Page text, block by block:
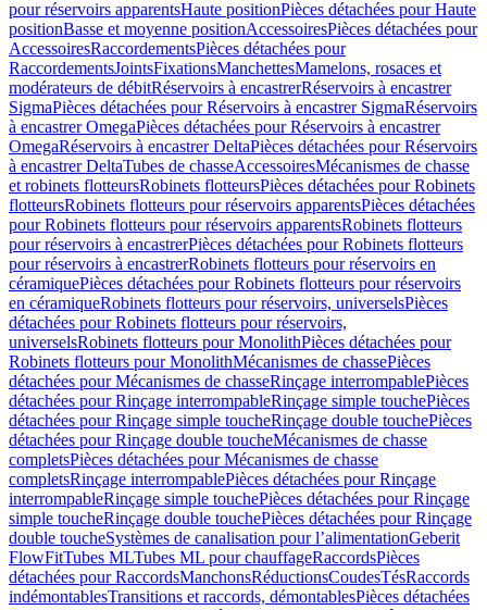
pour réservoirs apparentsHaute positionPièces détachées pour Haute
positionBasse et moyenne positionAccessoiresPièces détachées pour
AccessoiresRaccordementsPièces détachées pour
RaccordementsJointsFixationsManchettesMamelons, rosaces et
modérateurs de débitRéservoirs à encastrerRéservoirs à encastrer
SigmaPièces détachées pour Réservoirs à encastrer SigmaRéservoirs
à encastrer OmegaPièces détachées pour Réservoirs à encastrer
OmegaRéservoirs à encastrer DeltaPièces détachées pour Réservoirs
à encastrer DeltaTubes de chasseAccessoiresMécanismes de chasse
et robinets flotteursRobinets flotteursPièces détachées pour Robinets
flotteursRobinets flotteurs pour réservoirs apparentsPièces détachées
pour Robinets flotteurs pour réservoirs apparentsRobinets flotteurs
pour réservoirs à encastrerPièces détachées pour Robinets flotteurs
pour réservoirs à encastrerRobinets flotteurs pour réservoirs en
céramiquePièces détachées pour Robinets flotteurs pour réservoirs
en céramiqueRobinets flotteurs pour réservoirs, universelsPièces
détachées pour Robinets flotteurs pour réservoirs,
universelsRobinets flotteurs pour MonolithPièces détachées pour
Robinets flotteurs pour MonolithMécanismes de chassePièces
détachées pour Mécanismes de chasseRinçage interrompablePièces
détachées pour Rinçage interrompableRinçage simple touchePièces
détachées pour Rinçage simple toucheRinçage double touchePièces
détachées pour Rinçage double toucheMécanismes de chasse
completsPièces détachées pour Mécanismes de chasse
completsRinçage interrompablePièces détachées pour Rinçage
interrompableRinçage simple touchePièces détachées pour Rinçage
simple toucheRinçage double touchePièces détachées pour Rinçage
double toucheSystèmes de canalisation pour l’alimentationGeberit
FlowFitTubes MLTubes ML pour chauffageRaccordsPièces
détachées pour RaccordsManchonsRéductionsCoudesTésRaccords
indémontablesTransitions et raccords, démontablesPièces détachées